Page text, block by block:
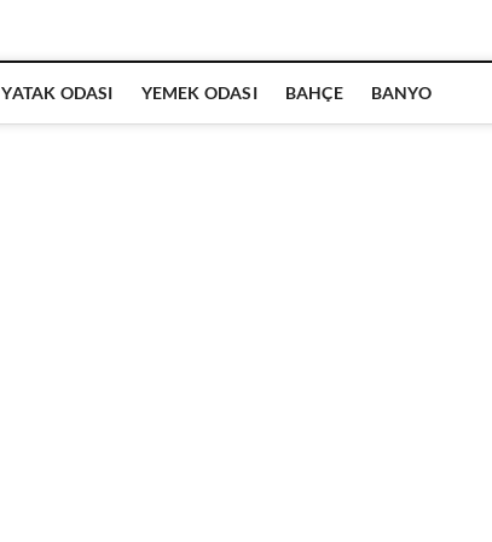
YATAK ODASI YEMEK ODASI BAHÇE BANYO